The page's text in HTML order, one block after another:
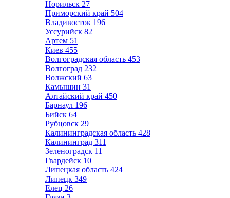
Норильск 27
Приморский край 504
Владивосток 196
Уссурийск 82
Артем 51
Киев 455
Волгоградская область 453
Волгоград 232
Волжский 63
Камышин 31
Алтайский край 450
Барнаул 196
Бийск 64
Рубцовск 29
Калининградская область 428
Калининград 311
Зеленоградск 11
Гвардейск 10
Липецкая область 424
Липецк 349
Елец 26